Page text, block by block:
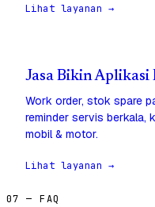
Lihat layanan →
Jasa Bikin
Work order, stok spare
reminder servis berkala,
mobil & motor.
Lihat layanan →
07 — FAQ